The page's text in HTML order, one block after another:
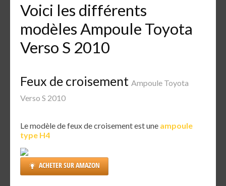
Voici les différents
modèles Ampoule Toyota
Verso S 2010
Feux de croisement Ampoule Toyota
Verso S 2010
Le modèle de feux de croisement est une ampoule
type H4
ACHETER SUR AMAZON